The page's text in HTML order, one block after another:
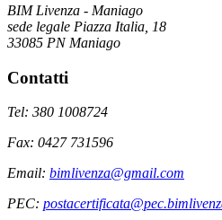
BIM Livenza - Maniago
sede legale Piazza Italia, 18
33085 PN Maniago
Contatti
Tel: 380 1008724
Fax: 0427 731596
Email: bimlivenza@gmail.com
PEC: